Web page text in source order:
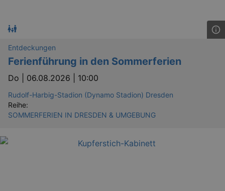
Entdeckungen
Ferienführung in den Sommerferien
Do | 06.08.2026 | 10:00
Rudolf-Harbig-Stadion (Dynamo Stadion) Dresden
Reihe:
SOMMERFERIEN IN DRESDEN & UMGEBUNG